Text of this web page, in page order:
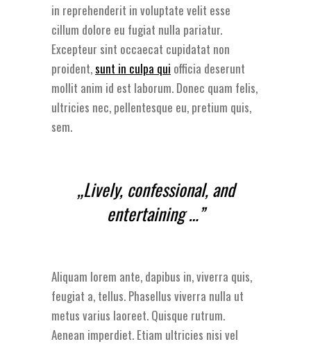
in reprehenderit in voluptate velit esse
cillum dolore eu fugiat nulla pariatur.
Excepteur sint occaecat cupidatat non
proident,sunt in culpa qui officia deserunt
mollit anim id est laborum. Donec quam felis,
ultricies nec, pellentesque eu, pretium quis,
sem.
„Lively, confessional, and
entertaining …”
Aliquam lorem ante, dapibus in, viverra quis,
feugiat a, tellus. Phasellus viverra nulla ut
metus varius laoreet. Quisque rutrum.
Aenean imperdiet. Etiam ultricies nisi vel